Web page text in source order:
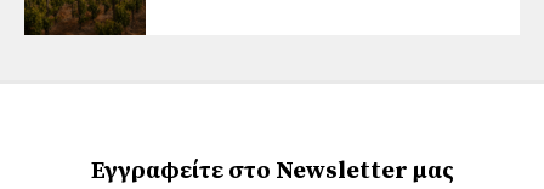
Εγγραφείτε στο Newsletter μας